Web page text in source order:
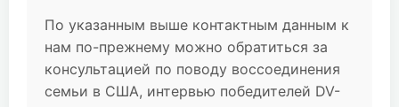
По указанным выше контактным данным к
нам по-прежнему можно обратиться за
консультацией по поводу воссоединения
семьи в США, интервью победителей DV-